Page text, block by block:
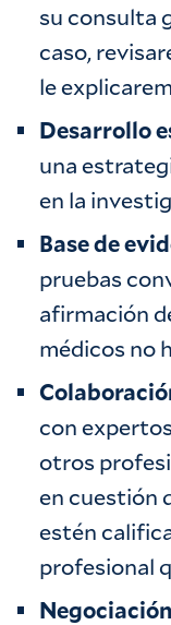
su consulta
caso,
le
Desarrollo
una
en la
Base de
pruebas
afirmación
médicos no
con
otros
en cuestión
estén
profesional